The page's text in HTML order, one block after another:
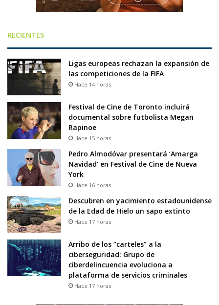
RECIENTES
Ligas europeas rechazan la expansión de
las competiciones de la FIFA
Hace 14 horas
Festival de Cine de Toronto incluirá
documental sobre futbolista Megan
Rapinoe
Hace 15 horas
Pedro Almodóvar presentará ‘Amarga
Navidad’ en Festival de Cine de Nueva
York
Hace 16 horas
Descubren en yacimiento estadounidense
de la Edad de Hielo un sapo extinto
Hace 17 horas
Arribo de los “carteles” a la
ciberseguridad: Grupo de
ciberdelincuencia evoluciona a
plataforma de servicios criminales
Hace 17 horas